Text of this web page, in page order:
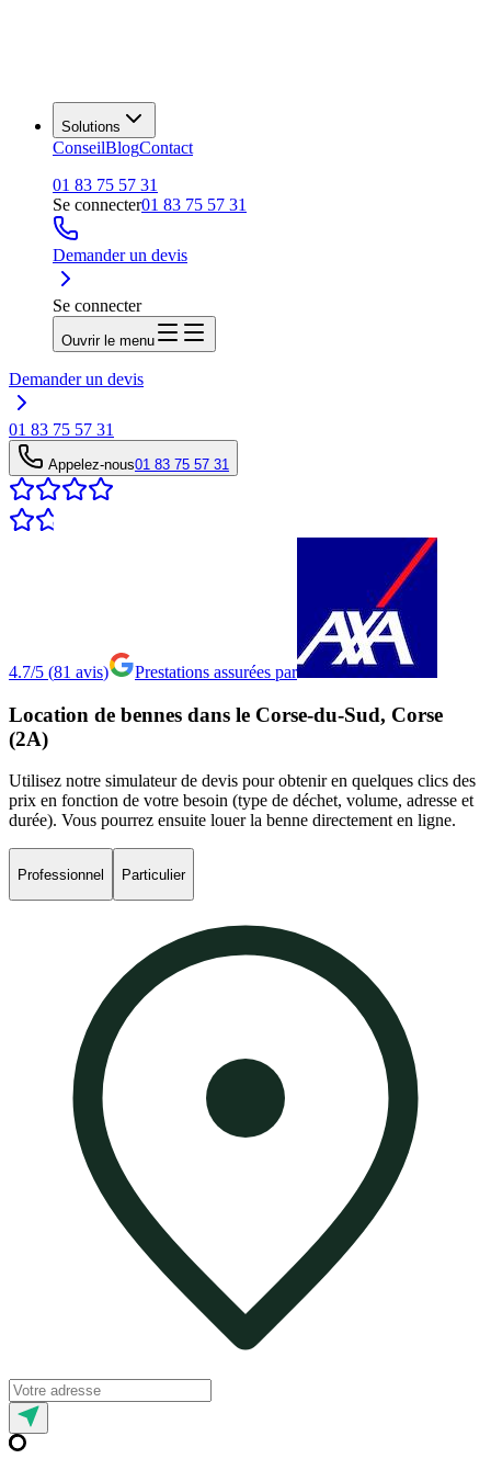
Solutions
ConseilBlogContact
01 83 75 57 31
Se connecter01 83 75 57 31
Demander un devis
Se connecter
Ouvrir le menu
Demander un devis
01 83 75 57 31
Appelez-nous01 83 75 57 31
4.7/5 (81 avis) Prestations assurées par
Location de bennes dans le Corse-du-Sud, Corse
(2A)
Utilisez notre simulateur de devis pour obtenir en quelques clics des
prix en fonction de votre besoin (type de déchet, volume, adresse et
durée). Vous pourrez ensuite louer la benne directement en ligne.
Professionnel Particulier